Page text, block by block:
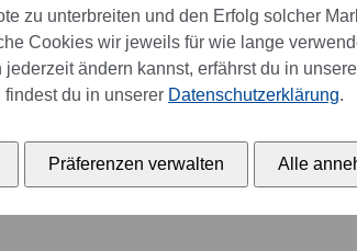
zu unterbreiten und den Erfolg solcher
Cookies wir jeweils für wie lange
jederzeit ändern kannst, erfährst du in
findest du in unserer Datenschutzerklärung.
Präferenzen verwalten Alle